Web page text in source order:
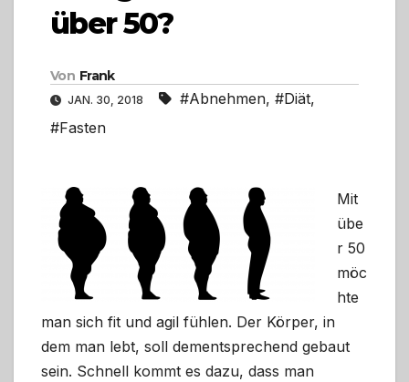
über 50?
Von Frank
JAN. 30, 2018 #Abnehmen, #Diät,
#Fasten
Mit
übe
r 50
möc
hte
man sich fit und agil fühlen. Der Körper, in
dem man lebt, soll dementsprechend gebaut
sein. Schnell kommt es dazu, dass man